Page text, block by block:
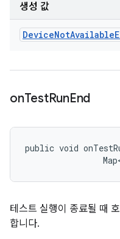
생성 값
DeviceNotAvailable
onTestRunEnd
public void
테스트 실행이 종료될 때
합니다.